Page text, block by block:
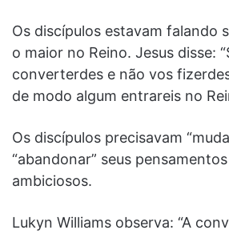
Os discípulos estavam falando
o maior no Reino. Jesus disse:
converterdes e não vos
de modo algum entrareis no
Os discípulos precisavam
“abandonar” seus
ambiciosos.
Lukyn Williams observa: “A